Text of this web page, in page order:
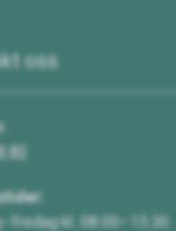
oss
80
kl. 08.00–15.30